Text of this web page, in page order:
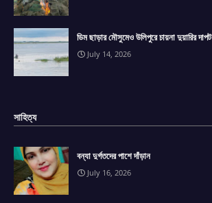
ডিম ছাড়ার মৌসুমেও উলিপুরে চায়না দুয়ারির দাপট
July 14, 2026
সাহিত্য
বন্যা দুর্গতদের পাশে দাঁড়ান
July 16, 2026